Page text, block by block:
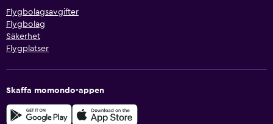
Flygbolagsavgifter
Flygbolag
Säkerhet
Flygplatser
Skaffa momondo-appen